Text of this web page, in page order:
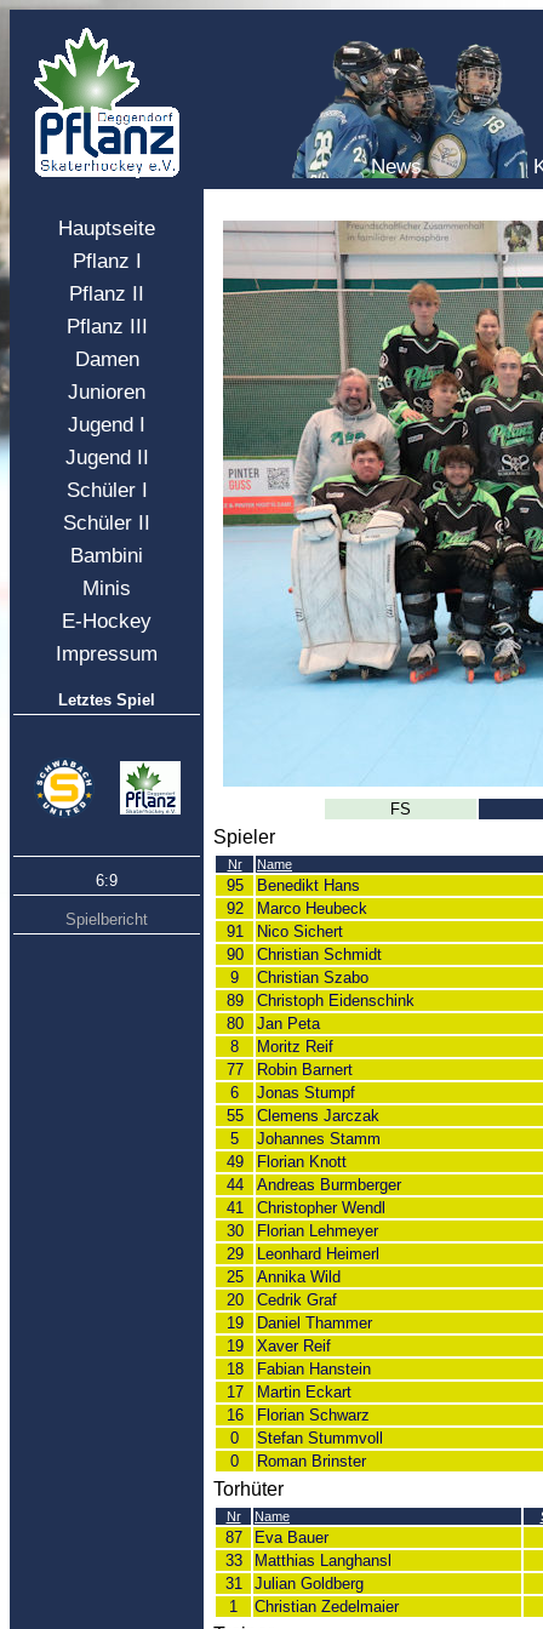
News
Hauptseite
Pflanz I
Pflanz II
Pflanz III
Damen
Junioren
Jugend I
Jugend II
Schüler I
Schüler II
Bambini
Minis
E-Hockey
Impressum
Letztes Spiel
6:9
Spielbericht
FS
Spieler
Nr Name
95
Benedikt Hans
92
Marco Heubeck
91
Nico Sichert
90
Christian Schmidt
9
Christian Szabo
89
Christoph Eidenschink
80
Jan Peta
8
Moritz Reif
77
Robin Barnert
6
Jonas Stumpf
55
Clemens Jarczak
5
Johannes Stamm
49
Florian Knott
44
Andreas Burmberger
41
Christopher Wendl
30
Florian Lehmeyer
29
Leonhard Heimerl
25
Annika Wild
20
Cedrik Graf
19
Daniel Thammer
19
Xaver Reif
18
Fabian Hanstein
17
Martin Eckart
16
Florian Schwarz
0
Stefan Stummvoll
0
Roman Brinster
Torhüter
Nr Name
87
Eva Bauer
33
Matthias Langhansl
31
Julian Goldberg
1
Christian Zedelmaier